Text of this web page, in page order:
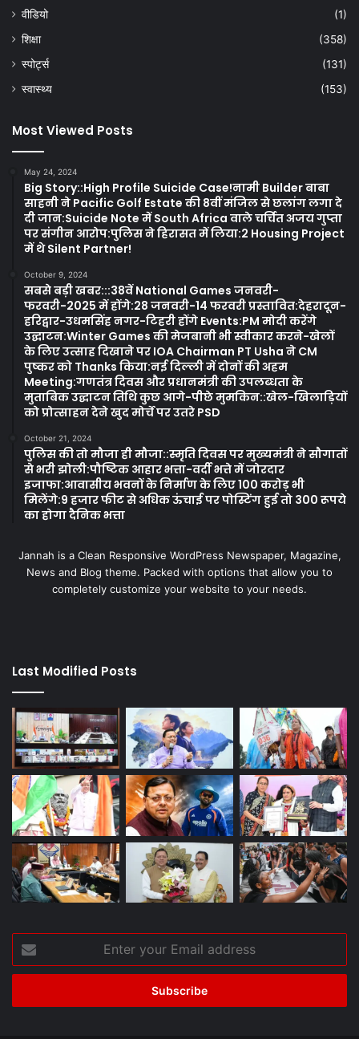
वीडियो
(1)
शिक्षा
(358)
स्पोर्ट्स
(131)
स्वास्थ्य
(153)
Most Viewed Posts
May 24, 2024
Big Story::High Profile Suicide Case!नामी Builder बाबा
साहनी ने Pacific Golf Estate की 8वीं मंजिल से छलांग लगा दे
दी जान:Suicide Note में South Africa वाले चर्चित अजय गुप्ता
पर संगीन आरोप:पुलिस ने हिरासत में लिया:2 Housing Project
में थे Silent Partner!
October 9, 2024
सबसे बड़ी खबर:::38वें National Games जनवरी-
फरवरी-2025 में होंगे:28 जनवरी-14 फरवरी प्रस्तावित:देहरादून-
हरिद्वार-उधमसिंह नगर-टिहरी होंगे Events:PM मोदी करेंगे
उद्घाटन:Winter Games की मेजबानी भी स्वीकार करने-खेलों
के लिए उत्साह दिखाने पर IOA Chairman PT Usha ने CM
पुष्कर को Thanks किया:नई दिल्ली में दोनों की अहम
Meeting:गणतंत्र दिवस और प्रधानमंत्री की उपलब्धता के
मुताबिक उद्घाटन तिथि कुछ आगे-पीछे मुमकिन::खेल-खिलाड़ियों
को प्रोत्साहन देने खुद मोर्चे पर उतरे PSD
October 21, 2024
पुलिस की तो मौजा ही मौजा::स्मृति दिवस पर मुख्यमंत्री ने सौगातों
से भरी झोली:पौष्टिक आहार भत्ता-वर्दी भत्ते में जोरदार
इजाफा:आवासीय भवनों के निर्माण के लिए 100 करोड़ भी
मिलेंगे:9 हजार फीट से अधिक ऊंचाई पर पोस्टिंग हुई तो 300 रूपये
का होगा दैनिक भत्ता
Jannah is a Clean Responsive WordPress Newspaper, Magazine,
News and Blog theme. Packed with options that allow you to
completely customize your website to your needs.
Last Modified Posts
your
Email